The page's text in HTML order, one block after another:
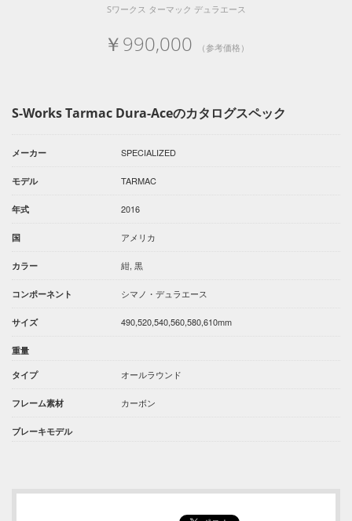
Sワークス ターマック デュラエース
￥990,000 （参考価格）
S-Works Tarmac Dura-Aceのカタログスペック
メーカー SPECIALIZED
モデル TARMAC
年式 2016
国 アメリカ
カラー 紺, 黒
コンポーネント シマノ・デュラエース
サイズ 490,520,540,560,580,610mm
重量
タイプ オールラウンド
フレーム素材 カーボン
ブレーキモデル